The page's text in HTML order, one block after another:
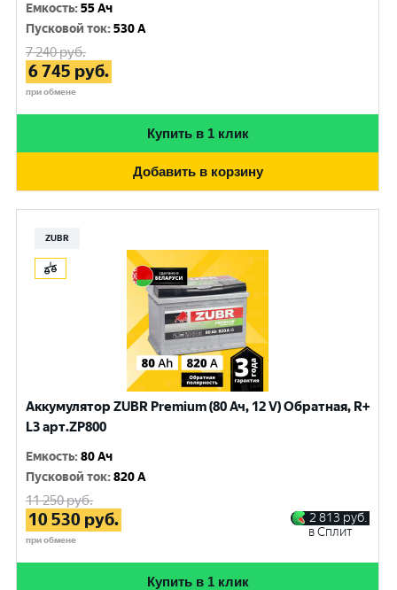
Емкость:55 Ач
Пусковой ток:530 A
7 240руб.
6 745 руб.
при обмене
Купить в 1 клик
Добавить в корзину
ZUBR
Аккумулятор ZUBR Premium (80 Ач, 12 V) Обратная, R+
L3 арт.ZP800
Емкость:80 Ач
Пусковой ток:820 A
11 250руб.
10 530 руб.
при обмене
2 813 руб.
в Сплит
Купить в 1 клик